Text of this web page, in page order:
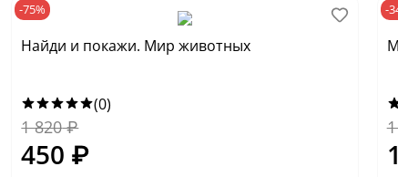
-75%
Найди и покажи. Мир животных
(0)
1 820₽
450 ₽
-